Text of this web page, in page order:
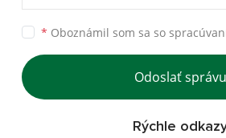
* Oboznámil som sa so
Odoslať správu
Rýchle